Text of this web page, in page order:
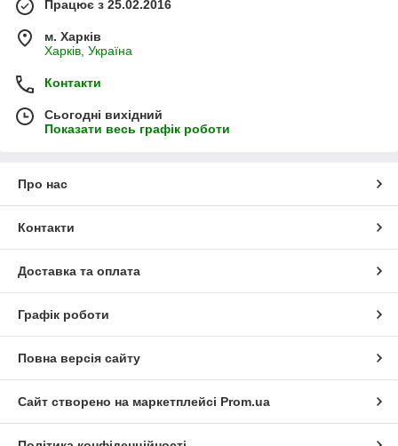
Працює з 25.02.2016
м. Харків
Харків, Україна
Контакти
Сьогодні вихідний
Показати весь графік роботи
Про нас
Контакти
Доставка та оплата
Графік роботи
Повна версія сайту
Сайт створено на маркетплейсі Prom.ua